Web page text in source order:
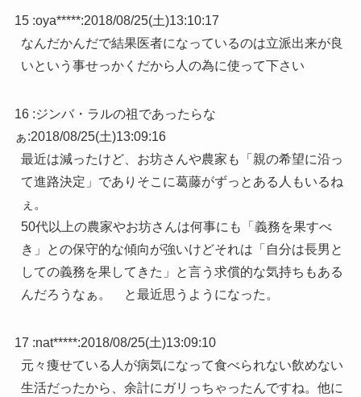
15 :oya*****:2018/08/25(土)13:10:17
なんだかんだで結果医者になっているのは立派出来が良
いという事せっかくだから人の為に使って下さい
16 :ジンバ・ラルの祖であったらな
ぁ:2018/08/25(土)13:09:16
最近は減ったけど、お坊さんや農家も「親の希望に沿っ
て進路決定」でありそこに葛藤がずっとある人もいるね
ぇ。
50代以上の農家やお坊さんは何事にも「義務を果すべ
き」との保守的な傾向が強いけどそれは「自分は長男と
しての義務を果してきた」と言う求償的な気持ちもある
んだろうなぁ。 と最近思うようになった。
17 :nat*****:2018/08/25(土)13:09:10
元々痩せている人が病気になって食べられない飲めない
生活だったから、余計にガリっちゃったんですね。他に